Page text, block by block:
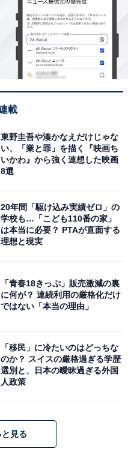
載
東野圭吾や湊かなえだけじゃな
い、「業と罪」を描く『映画ち
いかわ』から強く連想した映画
8選
20年間「駆け込み実績ゼロ」の
学校も…「こども110番の家」
は本当に必要？ PTAが直面する
理想と現実
「青春18きっぷ」販売激減の裏
に何が？ 連続利用の厳格化だけ
ではない「本当の理由」
「移民」に冷たいのはどっちな
のか？ スイスの厳格過ぎる学歴
選別と、日本の曖昧過ぎる外国
人政策
見る